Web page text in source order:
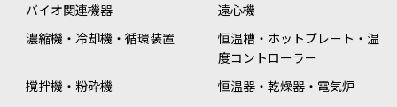
バイオ関連機器
遠心機
濃縮機・冷却機・循環装置
恒温槽・ホットプレート・温
度コントローラー
撹拌機・粉砕機
恒温器・乾燥器・電気炉